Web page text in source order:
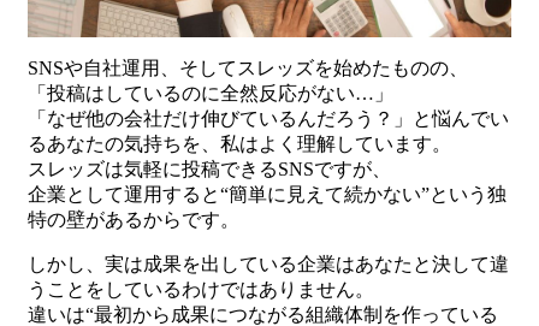
SNSや自社運用、そしてスレッズを始めたものの、
「投稿はしているのに全然反応がない…」
「なぜ他の会社だけ伸びているんだろう？」と悩んでい
るあなたの気持ちを、私はよく理解しています。
スレッズは気軽に投稿できるSNSですが、
企業として運用すると“簡単に見えて続かない”という独
特の壁があるからです。
しかし、実は成果を出している企業はあなたと決して違
うことをしているわけではありません。
違いは“最初から成果につながる組織体制を作っている